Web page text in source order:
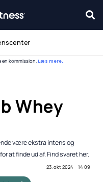
en kommission.Læs mere.
Whey
være ekstra intens og
at finde ud af. Find svaret her.
23. okt 2024 14:09